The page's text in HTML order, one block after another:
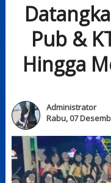
Pub &
Hingga
Administrator
Rabu, 07